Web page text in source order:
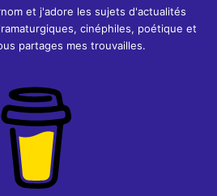
et j'adore les sujets d'actualités
cinéphiles, poétique et
partages mes trouvailles.